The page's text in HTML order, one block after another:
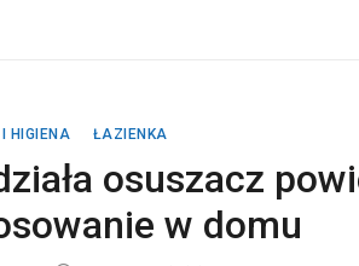
HIGIENA ŁAZIENKA
osuszacz
w domu